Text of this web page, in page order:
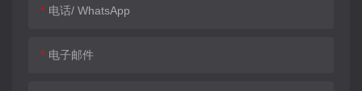
电话/ WhatsApp
电子邮件